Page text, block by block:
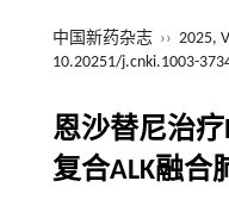
中国新药杂志 ›› 2025,
10.20251/j.cnki.1003-
恩沙替尼治疗
复合ALK融合